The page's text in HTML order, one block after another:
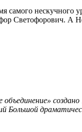
нескучного
Светофорович. А
Большой